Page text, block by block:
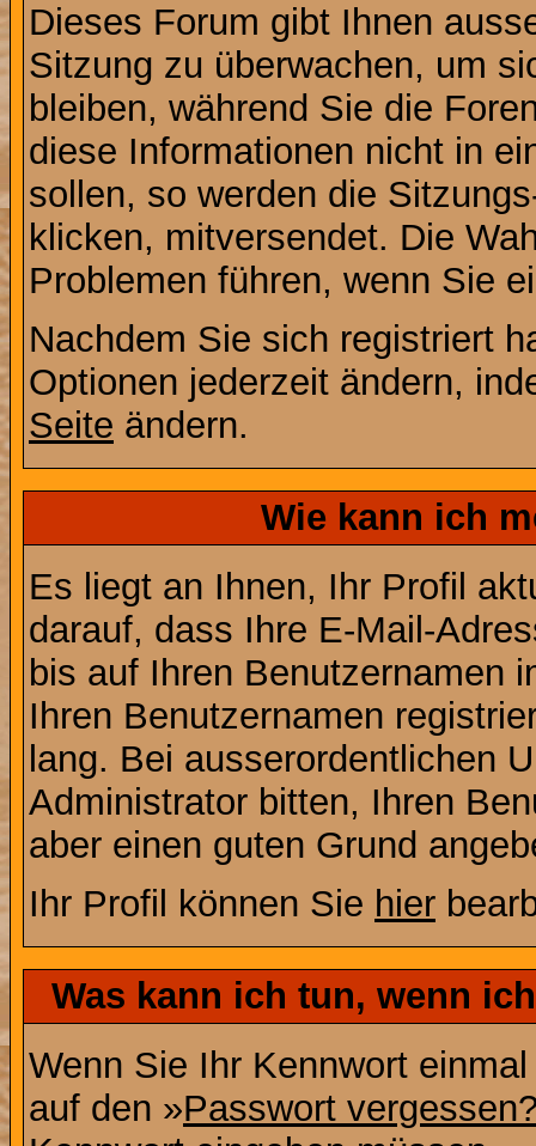
Dieses Forum gibt Ihnen
Sitzung zu überwachen, um
bleiben, während Sie die
diese Informationen nicht in
sollen, so werden die
klicken, mitversendet. Die
Problemen führen, wenn Sie
Nachdem Sie sich registriert
Optionen jederzeit ändern,
Seite ändern.
Wie kann ich
Es liegt an Ihnen, Ihr Profil
darauf, dass Ihre E-Mail-
bis auf Ihren Benutzernamen
Ihren Benutzernamen
lang. Bei ausserordentlichen
Administrator bitten, Ihren
aber einen guten Grund
Ihr Profil können Sie hier
Was kann ich tun, wenn
Wenn Sie Ihr Kennwort
auf den »Passwort